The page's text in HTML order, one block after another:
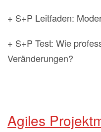
+ S+P Leitfaden:
+ S+P Test: Wie
Veränderungen?
Agiles